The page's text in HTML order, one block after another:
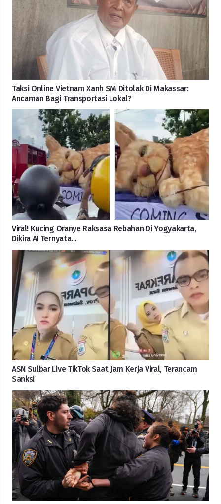
Taksi Online Vietnam Xanh SM Ditolak Di Makassar:
Ancaman Bagi Transportasi Lokal?
Viral! Kucing Oranye Raksasa Rebahan Di Yogyakarta,
Dikira AI Ternyata…
ASN Sulbar Live TikTok Saat Jam Kerja Viral, Terancam
Sanksi